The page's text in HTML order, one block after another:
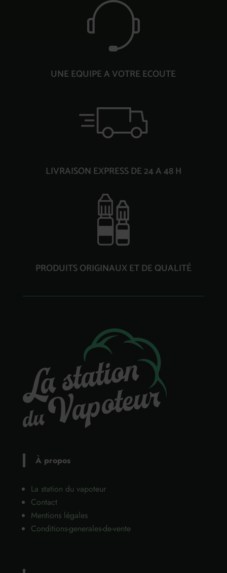
UNE EQUIPE A VOTRE ECOUTE
LIVRAISON EXPRESS DE 24 A 48 H
PRODUITS ORIGINAUX ET DE QUALITÉ
À propos
La station du vapoteur
Contact
Mentions légales
Conditions-generales-de-vente